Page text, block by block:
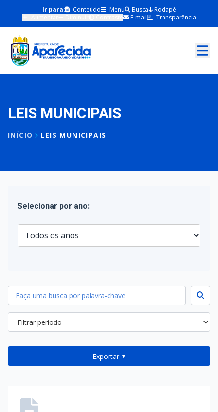
Ir para: Conteúdo Menu Busca Rodapé
E-mail Transparência
LEIS MUNICIPAIS
INÍCIO LEIS MUNICIPAIS
Selecionar por ano:
Exportar ▼